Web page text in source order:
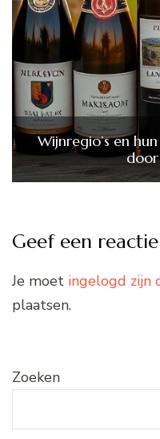
Wijnregio’s en
door
Geef een reactie
Je moet ingelogd zijn
plaatsen.
Zoeken